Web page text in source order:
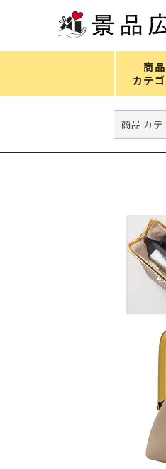
商品
カテゴ
カテゴ
ギフト
フェイ
防災・
ファッ
ペン・
ステー
生活雑
衛生用
カタロ